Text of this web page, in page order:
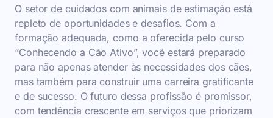
O setor de cuidados com animais de estimação está
repleto de oportunidades e desafios. Com a
formação adequada, como a oferecida pelo curso
“Conhecendo a Cão Ativo”, você estará preparado
para não apenas atender às necessidades dos cães,
mas também para construir uma carreira gratificante
e de sucesso. O futuro dessa profissão é promissor,
com tendência crescente em serviços que priorizam